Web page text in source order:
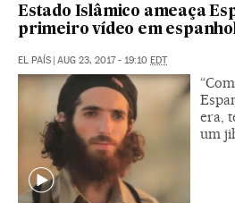
Estado Islâmico ameaça
primeiro vídeo em
EL PAÍS AUG 23, 2017 - 19:10 EDT
era,
um